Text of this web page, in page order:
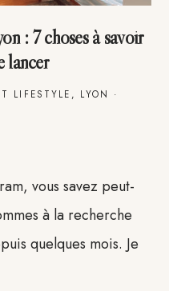
: 7 choses à savoir
lancer
LIFESTYLE , LYON ·
vous savez peut-
à la recherche
quelques mois. Je